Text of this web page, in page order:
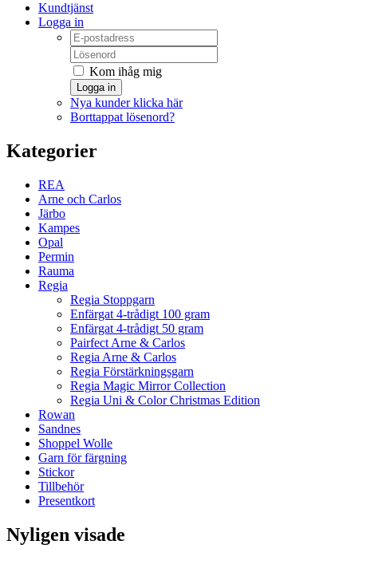
Kundtjänst
Logga in
Kom ihåg mig
Logga in
Nya kunder klicka här
Borttappat lösenord?
Kategorier
REA
Arne och Carlos
Järbo
Kampes
Opal
Permin
Rauma
Regia
Regia Stoppgarn
Enfärgat 4-trådigt 100 gram
Enfärgat 4-trådigt 50 gram
Pairfect Arne & Carlos
Regia Arne & Carlos
Regia Förstärkningsgarn
Regia Magic Mirror Collection
Regia Uni & Color Christmas Edition
Rowan
Sandnes
Shoppel Wolle
Garn för färgning
Stickor
Tillbehör
Presentkort
Nyligen visade